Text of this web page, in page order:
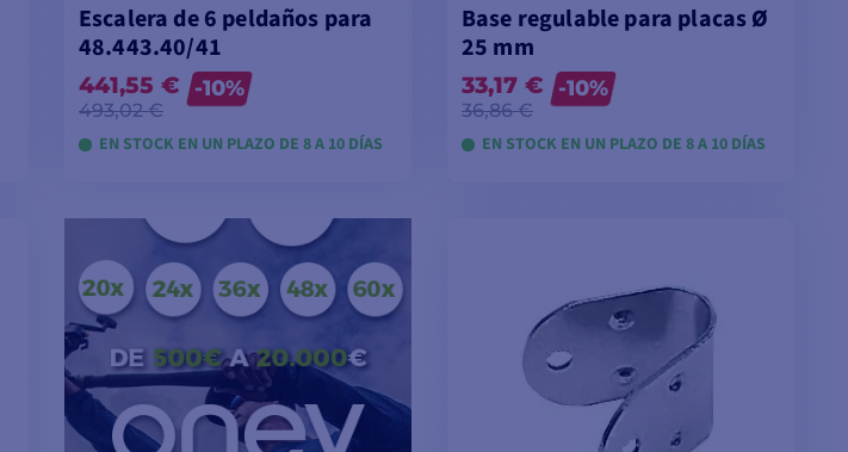
Escalera de 6 peldaños para
48.443.40/41
441,55 €
493,02 €
-10%
EN STOCK EN UN PLAZO DE 8 A 10 DÍAS
VER MODELOS
Base regulable para placas Ø
25 mm
33,17 €
36,86 €
-10%
EN STOCK EN UN PLAZO DE 8 A 10 DÍAS